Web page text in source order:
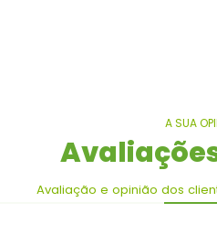
A SUA
Avaliação e opinião dos